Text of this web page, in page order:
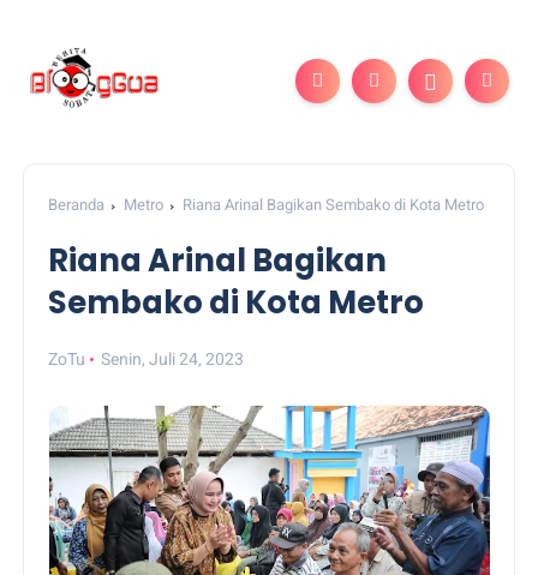
Beranda Metro Riana Arinal Bagikan Sembako di Kota Metro
Riana Arinal Bagikan
Sembako di Kota Metro
ZoTu Senin, Juli 24, 2023